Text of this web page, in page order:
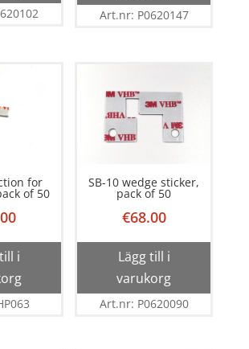
Art.nr: P0620147
for
of 50
i
SB-10 wedge sticker,
pack of 50
€68.00
Lägg till i
varukorg
Art.nr: P0620090